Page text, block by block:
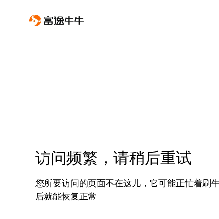
访问频繁，请稍后重试
您所要访问的页面不在这儿，它可能正忙着刷
后就能恢复正常